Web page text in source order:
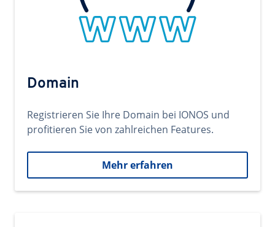
Domain
Registrieren Sie Ihre Domain bei IONOS und
profitieren Sie von zahlreichen Features.
Mehr erfahren